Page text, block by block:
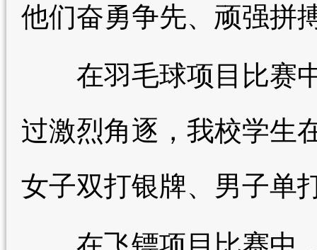
他们奋勇争先、顽强拼
在羽毛球项目比赛中
过激烈角逐，我校学生
女子双打银牌、男子单